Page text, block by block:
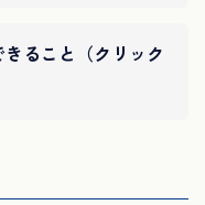
ること（クリック